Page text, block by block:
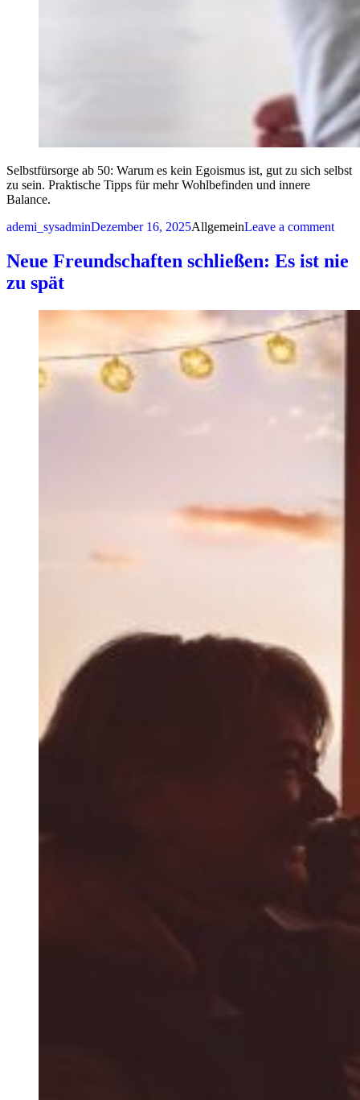
Selbstfürsorge ab 50: Warum es kein Egoismus ist, gut zu sich selbst
zu sein. Praktische Tipps für mehr Wohlbefinden und innere
Balance.
Posted by
ademi_sysadminDezember 16, 2025Posted in
AllgemeinLeave a commenton
Neue Freundschaften schließen: Es ist nie
zu spät